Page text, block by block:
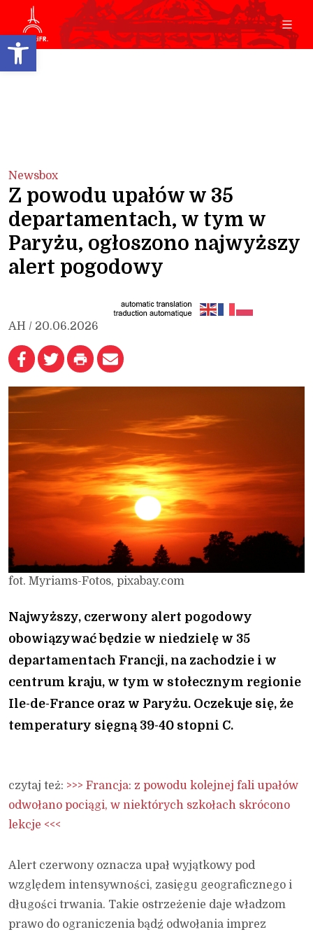
Open toolbar
Newsbox
Z powodu upałów w 35
departamentach, w tym w
Paryżu, ogłoszono najwyższy
alert pogodowy
AH / 20.06.2026
fot. Myriams-Fotos, pixabay.com
Najwyższy, czerwony alert pogodowy
obowiązywać będzie w niedzielę w 35
departamentach Francji, na zachodzie i w
centrum kraju, w tym w stołecznym regionie
Ile-de-France oraz w Paryżu. Oczekuje się, że
temperatury sięgną 39-40 stopni C.
czytaj też: >>> Francja: z powodu kolejnej fali upałów
odwołano pociągi, w niektórych szkołach skrócono
lekcje <<<
Alert czerwony oznacza upał wyjątkowy pod
względem intensywności, zasięgu geograficznego i
długości trwania. Takie ostrzeżenie daje władzom
prawo do ograniczenia bądź odwołania imprez